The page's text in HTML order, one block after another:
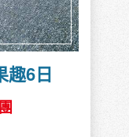
趣6日